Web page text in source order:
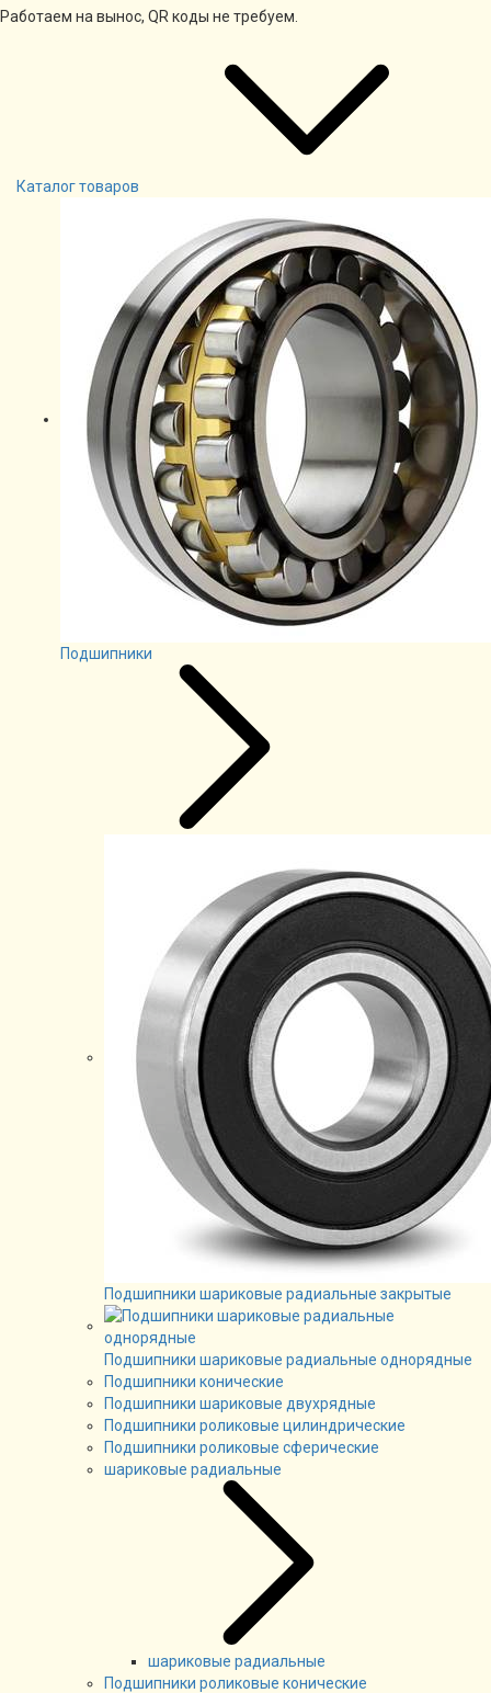
Работаем на вынос, QR коды не требуем.
Каталог товаров
Подшипники
Подшипники шариковые радиальные закрытые
Подшипники шариковые радиальные однорядные
Подшипники конические
Подшипники шариковые двухрядные
Подшипники роликовые цилиндрические
Подшипники роликовые сферические
шариковые радиальные
шариковые радиальные
Подшипники роликовые конические